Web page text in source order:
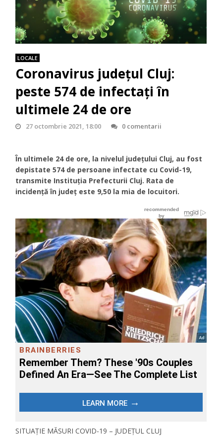
LOCALE
Coronavirus județul Cluj:
peste 574 de infectați în
ultimele 24 de ore
27 octombrie 2021, 18:00 0 comentarii
În ultimele 24 de ore, la nivelul județului Cluj, au fost
depistate 574 de persoane infectate cu Covid-19,
transmite Instituția Prefecturii Cluj. Rata de
incidență în județ este 9,50 la mia de locuitori.
SITUAȚIE MĂSURI COVID-19 – JUDEȚUL CLUJ